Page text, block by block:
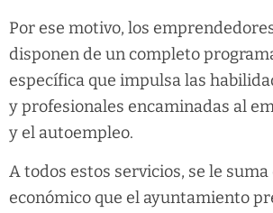
Por ese motivo, los
disponen de un completo
específica que impulsa las
y profesionales encaminadas al
y el autoempleo.
A todos estos servicios, se le suma
económico que el ayuntamiento